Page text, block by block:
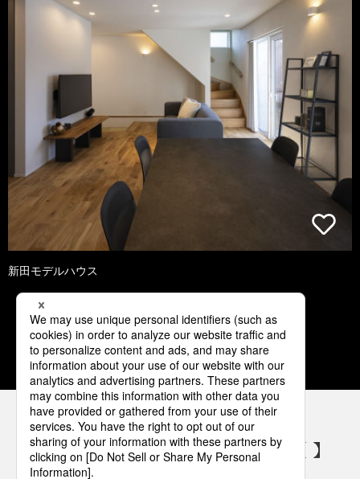
新田モデルハウス
1 2 3 4 5
パナソニックの電気設備 SNSアカウント